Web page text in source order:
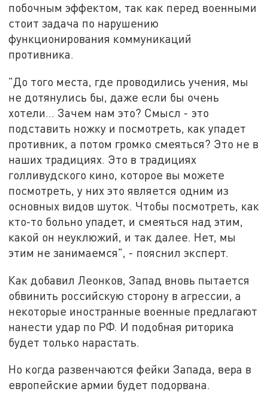
побочным эффектом, так как перед военными
стоит задача по нарушению
функционирования коммуникаций
противника.
"До того места, где проводились учения, мы
не дотянулись бы, даже если бы очень
хотели… Зачем нам это? Смысл - это
подставить ножку и посмотреть, как упадет
противник, а потом громко смеяться? Это не в
наших традициях. Это в традициях
голливудского кино, которое вы можете
посмотреть, у них это является одним из
основных видов шуток. Чтобы посмотреть, как
кто-то больно упадет, и смеяться над этим,
какой он неуклюжий, и так далее. Нет, мы
этим не занимаемся", - пояснил эксперт.
Как добавил Леонков, Запад вновь пытается
обвинить российскую сторону в агрессии, а
некоторые иностранные военные предлагают
нанести удар по РФ. И подобная риторика
будет только нарастать.
Но когда развенчаются фейки Запада, вера в
европейские армии будет подорвана.